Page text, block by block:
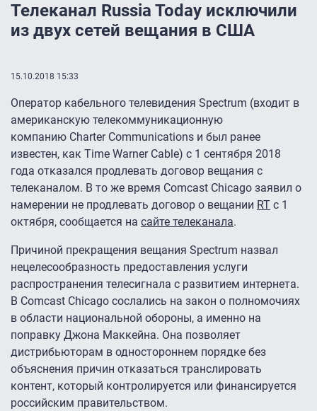
Телеканал Russia Today исключили
из двух сетей вещания в США
15.10.2018 15:33
Оператор кабельного телевидения Spectrum (входит в
американскую телекоммуникационную
компанию Charter Communications и был ранее
известен, как Time Warner Cable) с 1 сентября 2018
года отказался продлевать договор вещания с
телеканалом. В то же время Comcast Chicago заявил о
намерении не продлевать договор о вещании RT с 1
октября, сообщается на сайте телеканала.
Причиной прекращения вещания Spectrum назвал
нецелесообразность предоставления услуги
распространения телесигнала с развитием интернета.
В Comcast Chicago сослались на закон о полномочиях
в области национальной обороны, а именно на
поправку Джона Маккейна. Она позволяет
дистрибьюторам в одностороннем порядке без
объяснения причин отказаться транслировать
контент, который контролируется или финансируется
российским правительством.